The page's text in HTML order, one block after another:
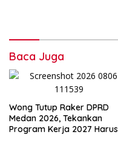
Baca Juga
Wong Tutup Raker DPRD
Medan 2026, Tekankan
Program Kerja 2027 Harus